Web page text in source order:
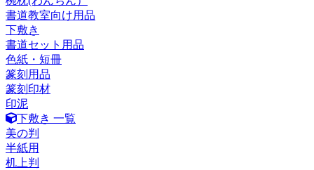
書道教室向け用品
下敷き
書道セット用品
色紙・短冊
篆刻用品
篆刻印材
印泥
下敷き 一覧
美の判
半紙用
机上判